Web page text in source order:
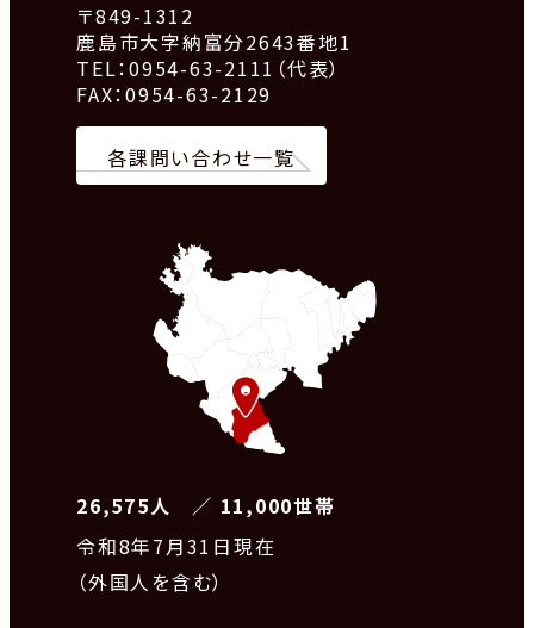
〒849-1312
鹿島市大字納富分2643番地1
TEL：0954-63-2111（代表）
FAX：0954-63-2129
各課問い合わせ一覧
26,575人 ／ 11,000世帯
令和8年7月31日現在
（外国人を含む）